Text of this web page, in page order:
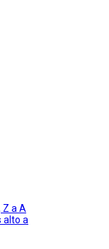
Z a A
alto a